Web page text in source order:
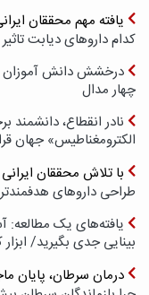
یافته مهم محققان
کدام داروهای دیابت
درخشش دانش آموزان
چهار مدال
نادر انقطاع،
الکترومغناطیس» جهان
با تلاش محققان
طراحی داروهای
یافته‌های یک
بینایی جدی بگیرید/
درمان سرطان، پایان